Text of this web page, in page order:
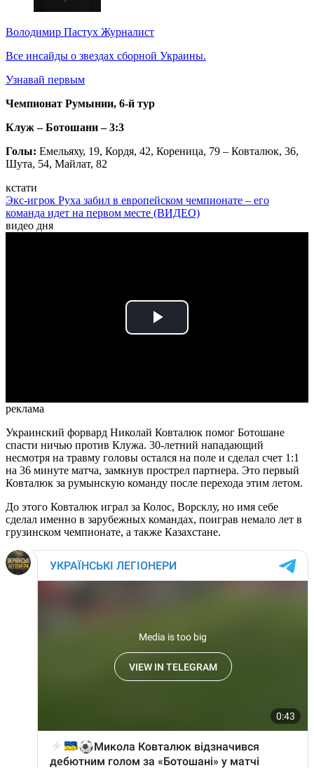
Володимир Пастух Журналист
Все инсайды о звездах сборной Украины.
Узнавай первым
Чемпионат Румынии, 6-й тур
Клуж – Ботошани – 3:3
Голы: Емельяху, 19, Кордя, 42, Кореница, 79 – Ковталюк, 36,
Шута, 54, Майлат, 82
кстати
Экс-игрок Руха забил в европейском чемпионате – его
команда идет на первом месте (ВИДЕО)
видео дня
Play
реклама
Украинский форвард Николай Ковталюк помог Ботошане
спасти ничью против Клужа. 30-летний нападающий
несмотря на травму головы остался на поле и сделал счет 1:1
на 36 минуте матча, замкнув прострел партнера. Это первый
Ковталюк за румынскую команду после перехода этим летом.
До этого Ковталюк играл за Колос, Ворсклу, но имя себе
сделал именно в зарубежных командах, поиграв немало лет в
грузинском чемпионате, а также Казахстане.